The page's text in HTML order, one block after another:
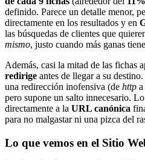
definido. Parece un detalle menor,
directamente en los resultados y en
las búsquedas de clientes que
mismo, justo cuando más ganas
Además, casi la mitad de las fichas
redirige antes de llegar a su
una redirección inofensiva (de http a
pero supone un salto innecesario.
directamente a la URL canónica
para no malgastar ni una pizca del
Lo que vemos en el Sitio